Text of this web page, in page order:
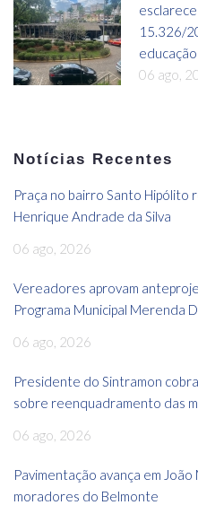
15.326/
06 ago,
Notícias Recentes
Praça no bairro Santo Hipólito
Henrique Andrade da Silva
06 ago, 2026
Vereadores aprovam
Programa Municipal Merenda
06 ago, 2026
Presidente do Sintramon
sobre reenquadramento das
06 ago, 2026
Pavimentação avança em
moradores do Belmonte